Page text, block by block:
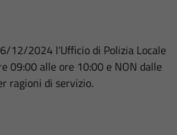
12/2024 l'Ufficio di Polizia Locale
09:00 alle ore 10:00 e NON dalle
ragioni di servizio.